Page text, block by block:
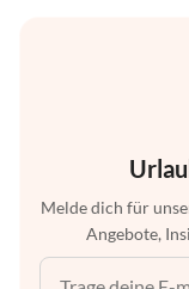
Melde dich für
Angebote,